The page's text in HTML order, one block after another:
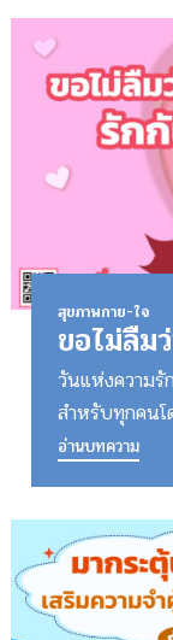
สุขภาพกาย-ใจ
ขอไม่ลืม
วันแห่งความ
สำหรับทุกคนโ
อ่านบทความ